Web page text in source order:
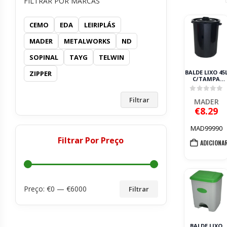
BALDE LIXO
C/TAMPA
PRETO MADER
MADER
€8.29
MAD99990
CEMO EDA
LEIRIPLÁS
MADER
METALWORKS
ND
SOPINAL
TAYG
TELWIN
ZIPPER
Filtrar
Filtrar Por Preço
Preço: €0 — €6000 Filtrar